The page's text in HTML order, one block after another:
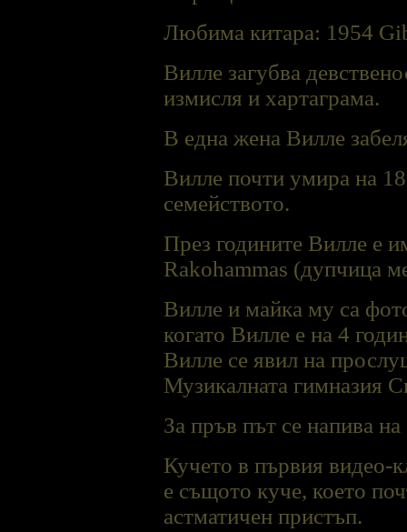
Любима китара: 1954
Вилле загубва
измисля и хартаграма.
В една жена Вилле
Вилле почти умира на
семейството.
През годините Вилле е
Rakohammas (дупчица
Вилле и майка му са
когато Вилле е на 4
Вилле се явил на
Музикалната гимназия
За пръв път се напива
Кучето в първия видео-
е същото куче, което
астматичен пристъп.